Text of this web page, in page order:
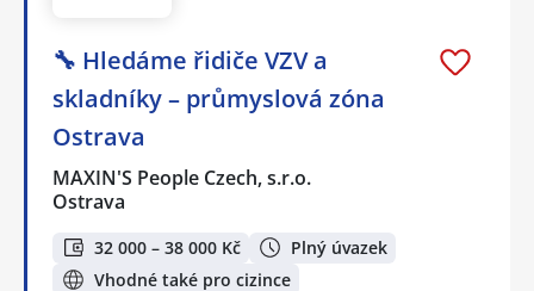
🔧 Hledáme řidiče VZV a
skladníky – průmyslová zóna
Ostrava
MAXIN'S People Czech, s.r.o.
Ostrava
32 000 – 38 000 Kč
Plný úvazek
Vhodné také pro cizince